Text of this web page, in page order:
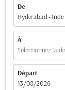
De
Hyderabad - Inde
À
Sélectionnez la
Départ
fc-booking-
13/08/2026